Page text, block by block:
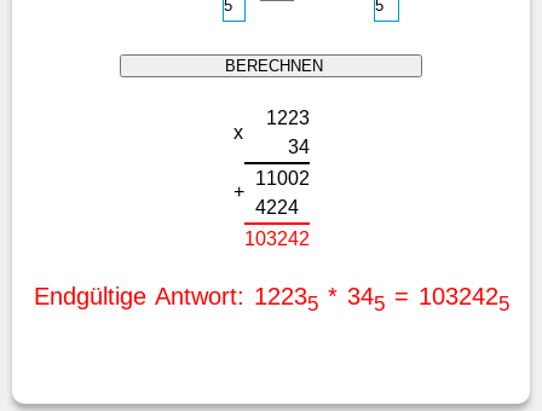
x
1223
34
+
11002
4224
103242
Endgültige Antwort: 12235* 345= 1032425